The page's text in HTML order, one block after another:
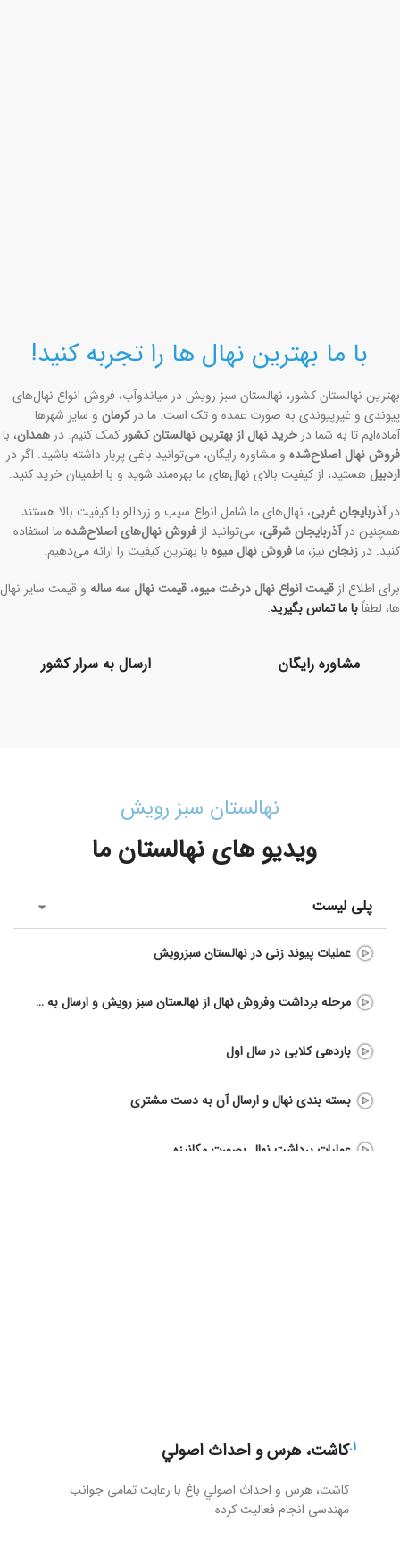
با ما بهترین نهال ها را تجربه کنید!
بهترین نهالستان کشور، نهالستان سبز رویش در میاندوآب، فروش انواع نهال‌های
پیوندی و غیرپیوندی به صورت عمده و تک است. ما درکرمان و سایر شهرها
آماده‌ایم تا به شما درخرید نهال از بهترین نهالستان کشور کمک کنیم. درهمدان، با
فروش نهال اصلاح‌شده و مشاوره رایگان، می‌توانید باغی پربار داشته باشید. اگر در
اردبیل هستید، از کیفیت بالای نهال‌های ما بهره‌مند شوید و با اطمینان خرید کنید.
درآذربایجان غربی، نهال‌های ما شامل انواع سیب و زردآلو با کیفیت بالا هستند.
همچنین درآذربایجان شرقی، می‌توانید ازفروش نهال‌های اصلاح‌شدهما استفاده
کنید. درزنجان نیز، مافروش نهال میوه با بهترین کیفیت را ارائه می‌دهیم.
برای اطلاع ازقیمت انواع نهال درخت میوه،قیمت نهال سه ساله و قیمت‌ سایر نهال
ها، لطفاًبا ما تماس بگیرید.
مشاوره رایگان ارسال به سرار کشور
نهالستان سبز رویش
ویدیو های نهالستان ما
پلی لیست
عملیات پیوند زنی در نهالستان سبزرویش
مرحله برداشت وفروش نهال از نهالستان سبز رویش و ارسال به شهرستان
باردهی کلابی در سال اول
بسته بندی نهال و ارسال آن به دست مشتری
عملیات برداشت نهال بصورت مکانیزه
1.کاشت، هرس و احداث اصولي
کاشت، هرس و احداث اصولي باغ با رعایت تمامی جوانب
مهندسی انجام فعالیت کرده